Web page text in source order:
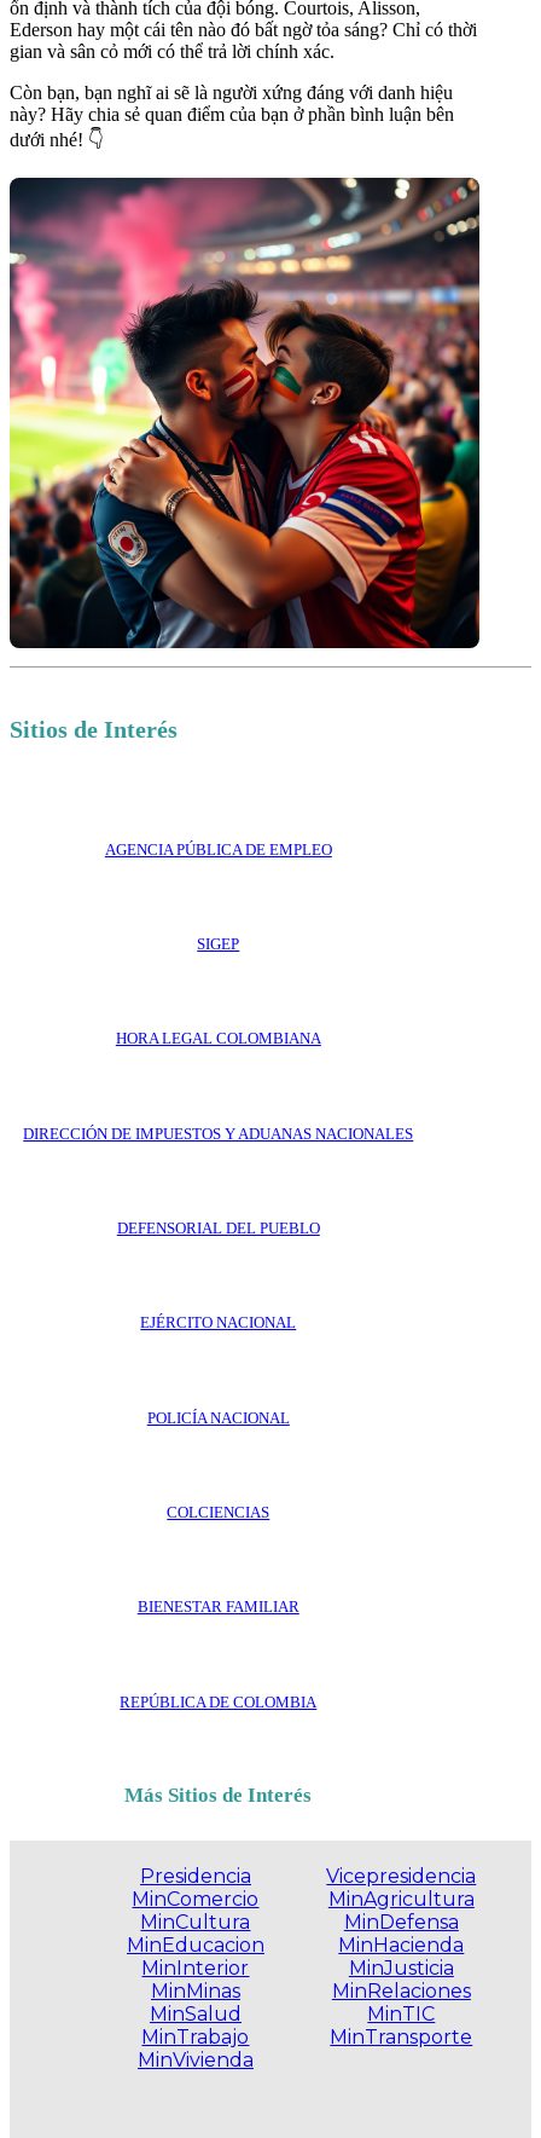
ổn định và thành tích của đội bóng. Courtois, Alisson,
Ederson hay một cái tên nào đó bất ngờ tỏa sáng? Chỉ có thời
gian và sân cỏ mới có thể trả lời chính xác.
Còn bạn, bạn nghĩ ai sẽ là người xứng đáng với danh hiệu
này? Hãy chia sẻ quan điểm của bạn ở phần bình luận bên
dưới nhé! 👇
Sitios de Interés
AGENCIA PÚBLICA DE EMPLEO
SIGEP
HORA LEGAL COLOMBIANA
DIRECCIÓN DE IMPUESTOS Y ADUANAS NACIONALES
DEFENSORIAL DEL PUEBLO
EJÉRCITO NACIONAL
POLICÍA NACIONAL
COLCIENCIAS
BIENESTAR FAMILIAR
REPÚBLICA DE COLOMBIA
Más Sitios de Interés
Presidencia
MinComercio
MinCultura
MinEducacion
MinInterior
MinMinas
MinSalud
MinTrabajo
MinVivienda
Vicepresidencia
MinAgricultura
MinDefensa
MinHacienda
MinJusticia
MinRelaciones
MinTIC
MinTransporte